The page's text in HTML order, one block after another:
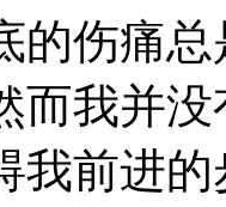
的伤痛
而我并
我前进